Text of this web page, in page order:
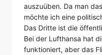
auszuüben. Da man
möchte ich eine
Das Dritte ist die
Bei der Lufthansa hat
funktioniert, aber das